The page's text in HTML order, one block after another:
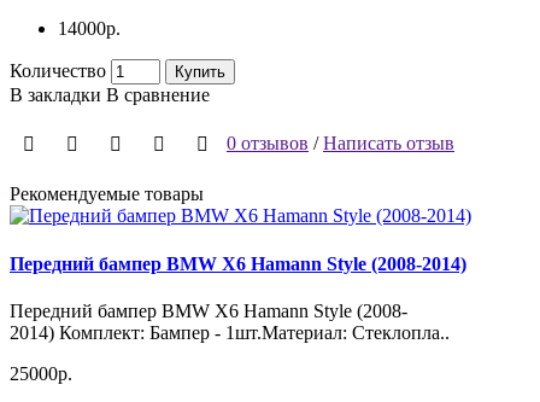
14000р.
Количество Купить
В закладки В сравнение
0 отзывов /Написать отзыв
Рекомендуемые товары
Передний бампер BMW X6 Hamann Style (2008-2014)
Передний бампер BMW X6 Hamann Style (2008-
2014) Комплект: Бампер - 1шт.Материал: Стеклопла..
25000р.